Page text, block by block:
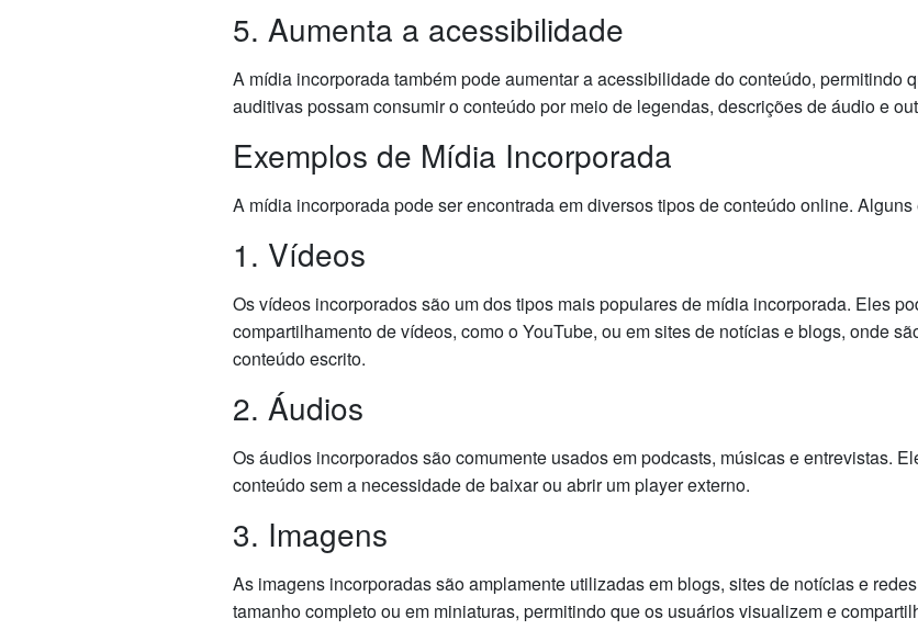
5. Aumenta a acessibilidade
A mídia incorporada também pode aumentar a acessibilidade do conteúdo, permitindo
auditivas possam consumir o conteúdo por meio de legendas, descrições de áudio e
Exemplos de Mídia Incorporada
A mídia incorporada pode ser encontrada em diversos tipos de conteúdo online.
1. Vídeos
Os vídeos incorporados são um dos tipos mais populares de mídia incorporada. Eles
compartilhamento de vídeos, como o YouTube, ou em sites de notícias e blogs, onde
conteúdo escrito.
2. Áudios
Os áudios incorporados são comumente usados em podcasts, músicas e entrevistas.
conteúdo sem a necessidade de baixar ou abrir um player externo.
3. Imagens
As imagens incorporadas são amplamente utilizadas em blogs, sites de notícias e
tamanho completo ou em miniaturas, permitindo que os usuários visualizem e